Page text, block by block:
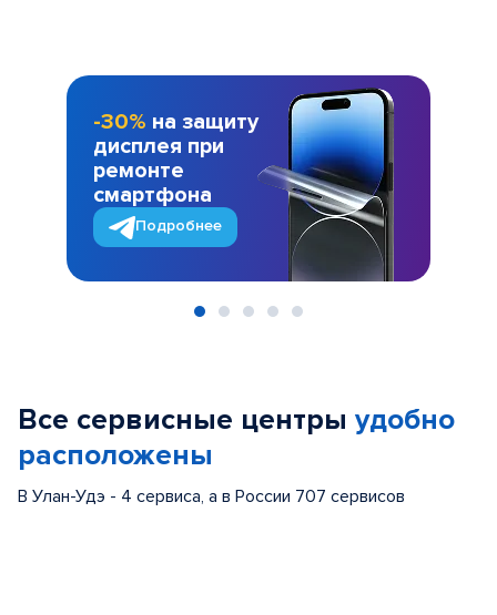
-30% на защиту
дисплея при
ремонте
смартфона
Подробнее
Все сервисные центры удобно
расположены
В Улан-Удэ - 4 сервиса, а в России 707 сервисов